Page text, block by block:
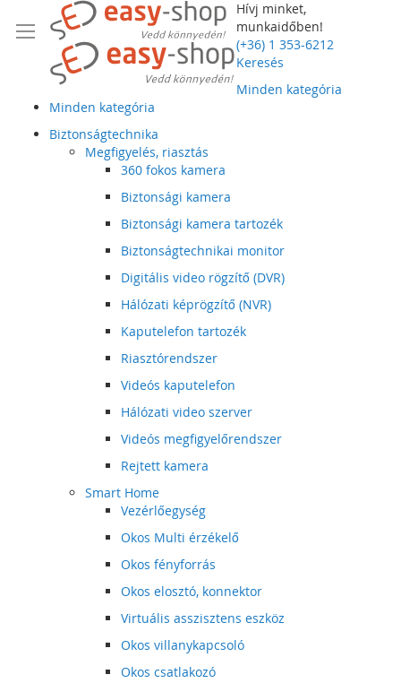
Hívj minket,
munkaidőben!
(+36) 1 353-6212
Keresés
Minden kategória
Minden kategória
Biztonságtechnika
Megfigyelés, riasztás
360 fokos kamera
Biztonsági kamera
Biztonsági kamera tartozék
Biztonságtechnikai monitor
Digitális video rögzítő (DVR)
Hálózati képrögzítő (NVR)
Kaputelefon tartozék
Riasztórendszer
Videós kaputelefon
Hálózati video szerver
Videós megfigyelőrendszer
Rejtett kamera
Smart Home
Vezérlőegység
Okos Multi érzékelő
Okos fényforrás
Okos elosztó, konnektor
Virtuális asszisztens eszköz
Okos villanykapcsoló
Okos csatlakozó